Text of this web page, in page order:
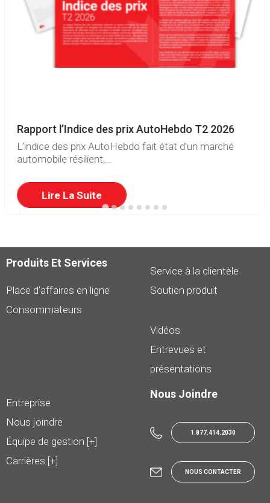
Rapport l’Indice des prix AutoHebdo T2 2026
L’indice des prix AutoHebdo fait état d’un marché
automobile résilient,...
Lire La Suite
Produits Et Services
Place d’affaires en ligne
Consommateurs
Service à la clientèle
Soutien produit
Vidéos
Entrevues et
présentations
Entreprise
Nous joindre
Équipe de gestion [+]
Carrières [+]
Nous Joindre
1.877.414.2030
NOUS CONTACTER